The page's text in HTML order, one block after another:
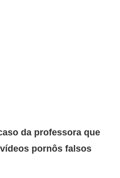
da professora que
pornôs falsos